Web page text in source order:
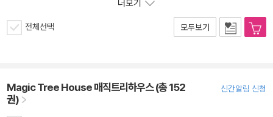
더보기
전체선택 모두보기
Magic Tree House 매직트리하우스 (총 152
권)
신간알림 신청